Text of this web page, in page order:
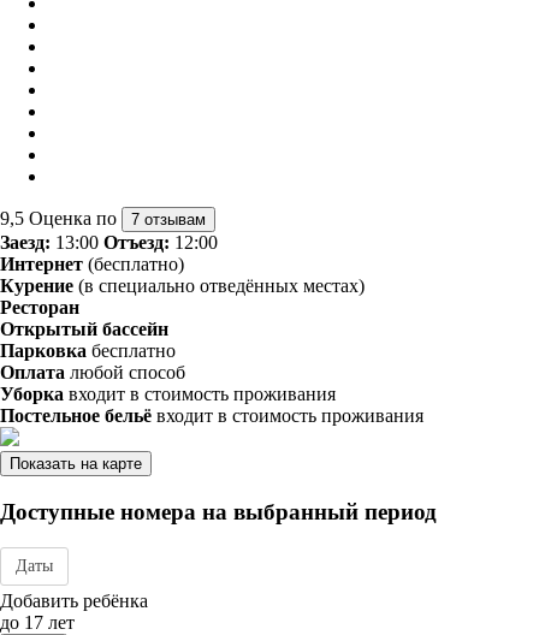
9,5 Оценка по 7 отзывам
Заезд: 13:00 Отъезд: 12:00
Интернет (бесплатно)
Курение (в специально отведённых местах)
Ресторан
Открытый бассейн
Парковка бесплатно
Оплата любой способ
Уборка входит в стоимость проживания
Постельное бельё входит в стоимость проживания
Показать на карте
Доступные номера на выбранный период
Даты
Дата заезда - отъезда
Добавить ребёнка
до 17 лет